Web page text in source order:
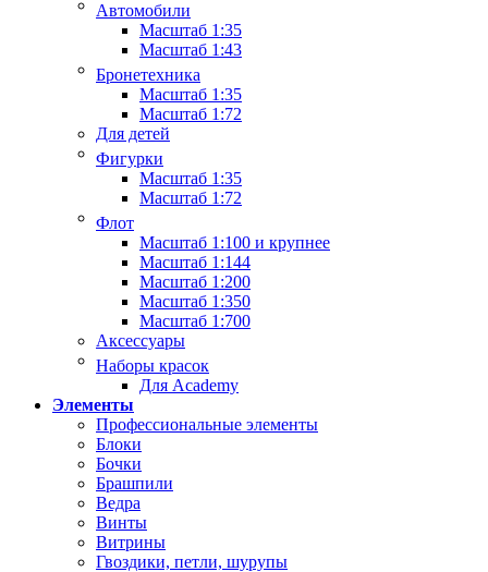
Автомобили
Масштаб 1:35
Масштаб 1:43
Бронетехника
Масштаб 1:35
Масштаб 1:72
Для детей
Фигурки
Масштаб 1:35
Масштаб 1:72
Флот
Масштаб 1:100 и крупнее
Масштаб 1:144
Масштаб 1:200
Масштаб 1:350
Масштаб 1:700
Аксессуары
Наборы красок
Для Academy
Элементы
Профессиональные элементы
Блоки
Бочки
Брашпили
Ведра
Винты
Витрины
Гвоздики, петли, шурупы